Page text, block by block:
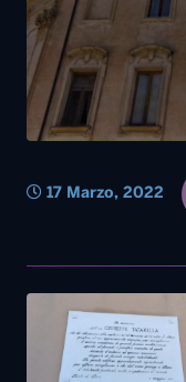
17 Marzo, 2022